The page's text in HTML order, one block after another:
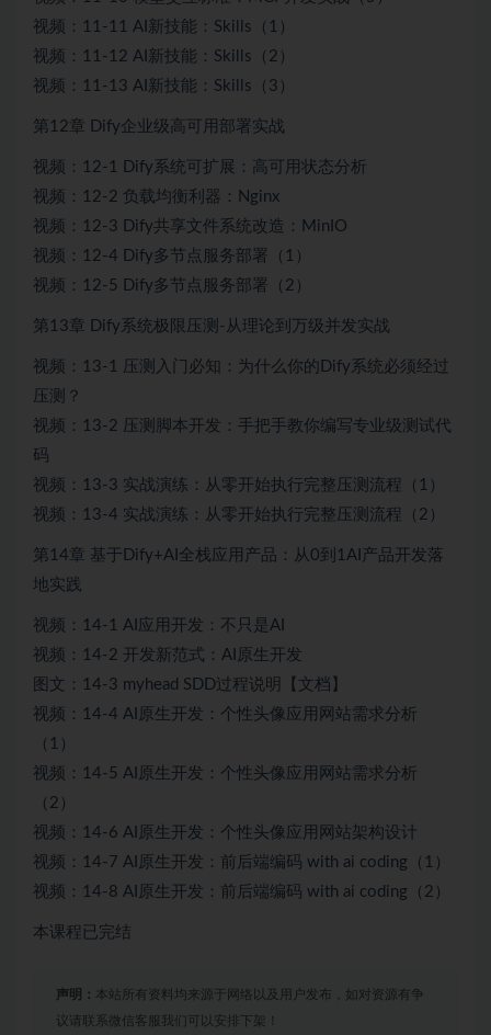
视频：11-11 AI新技能：Skills（1）
视频：11-12 AI新技能：Skills（2）
视频：11-13 AI新技能：Skills（3）
第12章 Dify企业级高可用部署实战
视频：12-1 Dify系统可扩展：高可用状态分析
视频：12-2 负载均衡利器：Nginx
视频：12-3 Dify共享文件系统改造：MinIO
视频：12-4 Dify多节点服务部署（1）
视频：12-5 Dify多节点服务部署（2）
第13章 Dify系统极限压测-从理论到万级并发实战
视频：13-1 压测入门必知：为什么你的Dify系统必须经过
压测？
视频：13-2 压测脚本开发：手把手教你编写专业级测试代
码
视频：13-3 实战演练：从零开始执行完整压测流程（1）
视频：13-4 实战演练：从零开始执行完整压测流程（2）
第14章 基于Dify+AI全栈应用产品：从0到1AI产品开发落
地实践
视频：14-1 AI应用开发：不只是AI
视频：14-2 开发新范式：AI原生开发
图文：14-3 myhead SDD过程说明【文档】
视频：14-4 AI原生开发：个性头像应用网站需求分析
（1）
视频：14-5 AI原生开发：个性头像应用网站需求分析
（2）
视频：14-6 AI原生开发：个性头像应用网站架构设计
视频：14-7 AI原生开发：前后端编码 with ai coding（1）
视频：14-8 AI原生开发：前后端编码 with ai coding（2）
本课程已完结
声明： 本站所有资料均来源于网络以及用户发布，如对资源有争
议请联系微信客服我们可以安排下架！